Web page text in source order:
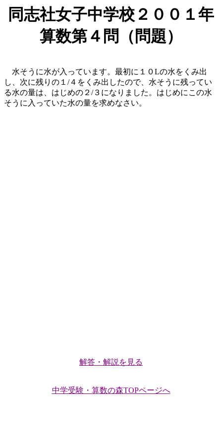
同志社女子中学校２００１年
算数第４問（問題）
水そうに水が入っています。最初に１０Lの水をくみ出
し、次に残りの１/４をくみ出したので、水そうに残ってい
る水の量は、はじめの２/３になりました。はじめにこの水
そうに入っていた水の量を求めなさい。
解答・解説を見る
中学受験・算数の森TOPページへ